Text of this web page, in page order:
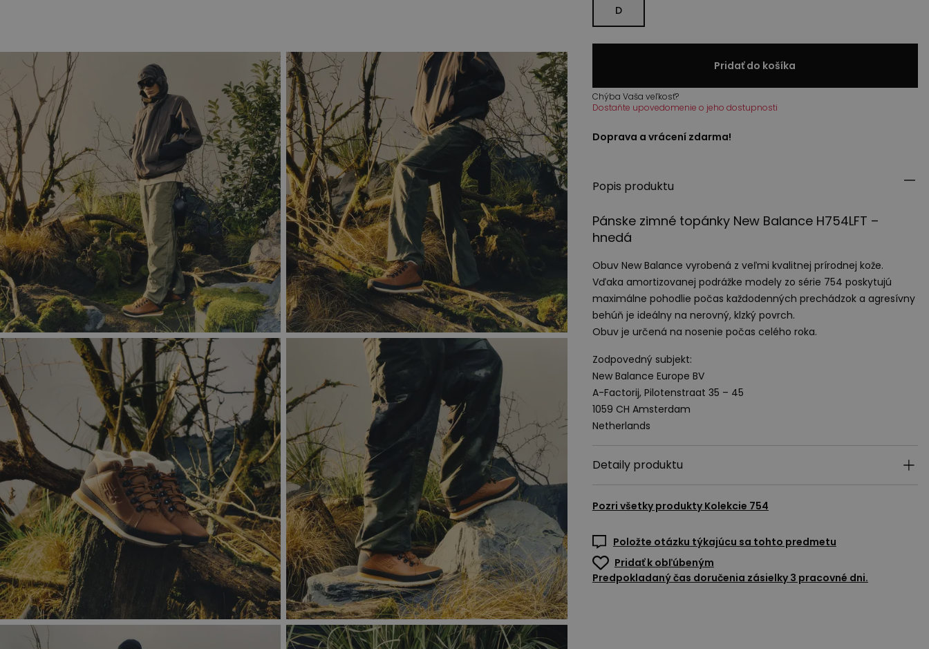
D
Pridať do košíka
Chýba Vaša veľkosť?
Dostaňte upovedomenie o jeho dostupnosti
Doprava a vrácení zdarma!
Popis produktu
Pánske zimné topánky New Balance H754LFT –
hnedá
Obuv New Balance vyrobená z veľmi kvalitnej prírodnej kože.
Vďaka amortizovanej podrážke modely zo série 754 poskytujú
maximálne pohodlie počas každodenných prechádzok a agresívny
behúň je ideálny na nerovný, klzký povrch.
Obuv je určená na nosenie počas celého roka.
Zodpovedný subjekt:
New Balance Europe BV
A-Factorij, Pilotenstraat 35 – 45
1059 CH Amsterdam
Netherlands
Detaily produktu
Pozri všetky produkty Kolekcie 754
Položte otázku týkajúcu sa tohto predmetu
Pridať k obľúbeným
Predpokladaný čas doručenia zásielky 3 pracovné dni.